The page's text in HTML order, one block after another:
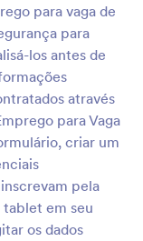
para vaga de
para
los antes de
através
para Vaga
criar um
pela
em seu
os dados